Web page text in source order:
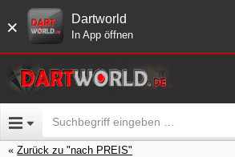
× Dartworld
In App öffnen
Zurück zu "nach PREIS"